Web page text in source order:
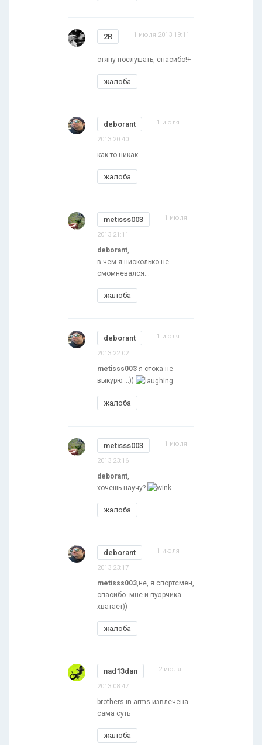
2R 1 июля 2013 19:11
стяну послушать, спасибо!+
жалоба
deborant 1 июля
2013 20:40
как-то никак...
жалоба
metisss003 1 июля
2013 21:11
deborant,
в чем я нисколько не
смомневался...
жалоба
deborant 1 июля
2013 22:02
metisss003 я стока не
выкурю....))
жалоба
metisss003 1 июля
2013 23:16
deborant
хочешь научу?
жалоба
deborant 1 июля
2013 23:17
metisss003,не, я спортсмен,
спасибо. мне и пуэрчика
хватает))
жалоба
nad13dan 2 июля
2013 08:47
brothers in arms извлечена
сама суть
жалоба